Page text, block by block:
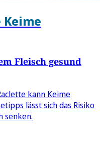
Keime
Fleisch gesund
kann Keime
lässt sich das Risiko
senken.